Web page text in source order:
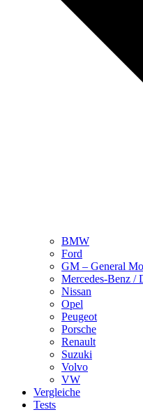
BMW
Ford
GM – General
Mercedes-Benz /
Nissan
Opel
Peugeot
Porsche
Renault
Suzuki
Volvo
VW
Vergleiche
Tests